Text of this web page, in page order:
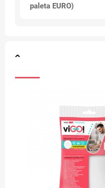
paleta EURO)